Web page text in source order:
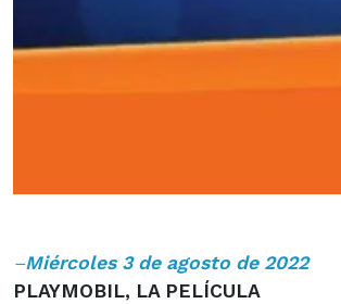
–Miércoles 3 de agosto de 2022
PLAYMOBIL, LA PELÍCULA